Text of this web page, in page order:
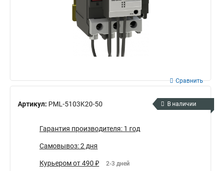
Артикул: PML-5103K20-50
Сравнить
В наличии
Гарантия производителя: 1 год
Самовывоз: 2 дня
Курьером от 490 ₽ 2-3 дней